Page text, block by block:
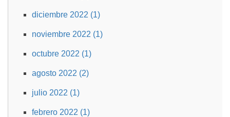
diciembre 2022 (1)
noviembre 2022 (1)
octubre 2022 (1)
agosto 2022 (2)
julio 2022 (1)
febrero 2022 (1)